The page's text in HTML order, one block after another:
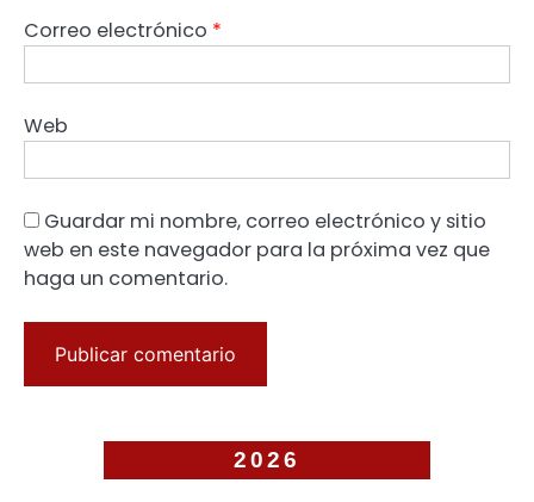
Correo electrónico *
Web
Guardar mi nombre, correo electrónico y sitio
web en este navegador para la próxima vez que
haga un comentario.
2026